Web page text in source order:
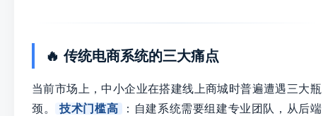
🔥 传统电商系统的三大痛点
当前市场上，中小企业在搭建线上商城时普遍遭遇三大瓶
颈。
技术门槛高
：自建系统需要组建专业团队，从后端